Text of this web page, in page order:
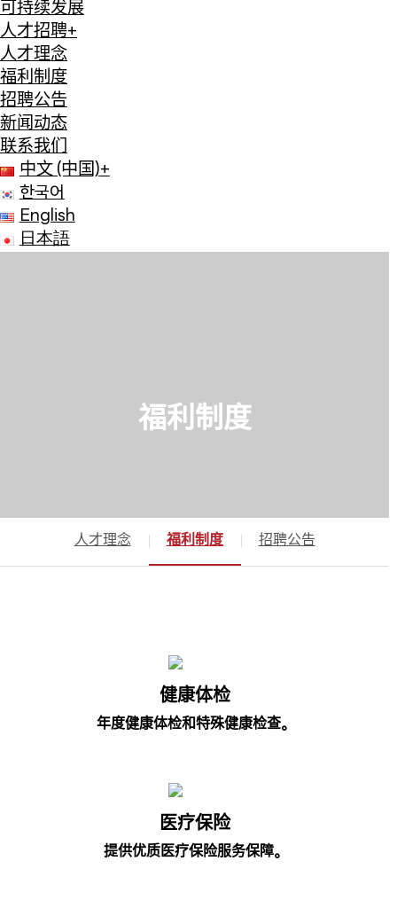
可持续发展
人才招聘+
人才理念
福利制度
招聘公告
新闻动态
联系我们
中文 (中国)+
한국어
English
日本語
福利制度
人才理念 福利制度 招聘公告
健康体检
年度健康体检和特殊健康检查。
医疗保险
提供优质医疗保险服务保障。